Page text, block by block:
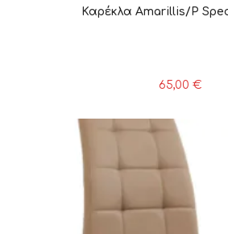
Καρέκλα Amarillis/P
65,00 €